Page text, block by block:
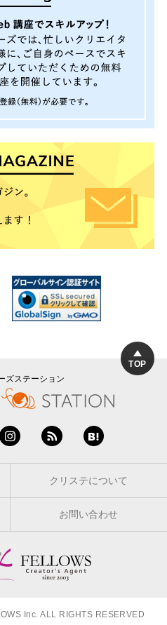
TOP
ズステーション
クリステについて
お問い合わせ
Inc. ALL RIGHTS RESERVED